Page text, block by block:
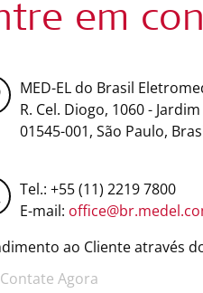
em
MED-EL do Brasil
R. Cel. Diogo, 1060 -
01545-001, São Paulo,
Tel.: +55 (11) 2219 7800
E-mail:
ao Cliente através
Contate Agora